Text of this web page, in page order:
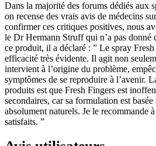
Dans la majorité des forums dédiés aux
on recense des vrais avis de médecins
confirmer ces critiques positives, nous
le Dr Hermann Struff qui n’a pas donné
ce produit, il a déclaré : ” Le spray
efficacité très évidente. Il agit non
intervient à l’origine du problème,
symptômes de se reproduire à l’avenir.
produits est que Fresh Fingers est
secondaires, car sa formulation est
absolument naturels. Je le recommande
satisfaits. ”